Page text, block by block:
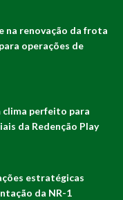
na renovação da frota
operações de
clima perfeito para
da Redenção Play
estratégicas
da NR-1